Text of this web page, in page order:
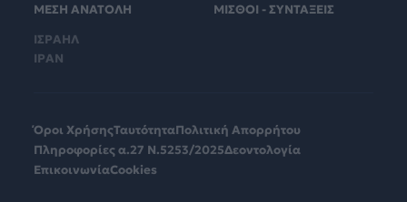
ΜΕΣΗ ΑΝΑΤΟΛΗ
ΙΣΡΑΗΛ
ΙΡΑΝ
ΜΙΣΘΟΙ - ΣΥΝΤΑΞΕΙΣ
Όροι ΧρήσηςΤαυτότηταΠολιτική Απορρήτου
Πληροφορίες α.27 Ν.5253/2025Δεοντολογία
ΕπικοινωνίαCookies